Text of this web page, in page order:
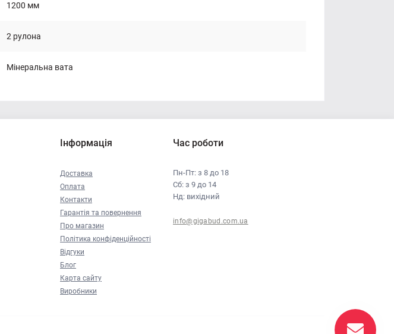
1200 мм
2 рулона
Мінеральна вата
Інформація
Доставка
Оплата
Контакти
Гарантія та повернення
Про магазин
Політика конфіденційності
Відгуки
Блог
Карта сайту
Виробники
Час роботи
Пн-Пт: з 8 до 18
Сб: з 9 до 14
Нд: вихідний
info@gigabud.com.ua